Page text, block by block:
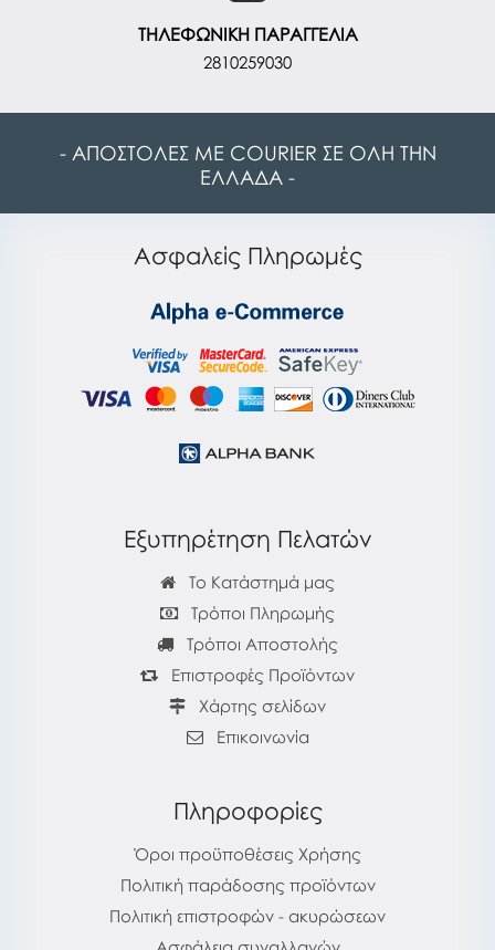
ΤΗΛΕΦΩΝΙΚΗ ΠΑΡΑΓΓΕΛΙΑ
2810259030
- ΑΠΟΣΤΟΛΕΣ ΜΕ COURIER ΣΕ ΟΛΗ ΤΗΝ
ΕΛΛΑΔΑ -
Ασφαλείς Πληρωμές
Εξυπηρέτηση Πελατών
Το Κατάστημά μας
Τρόποι Πληρωμής
Τρόποι Αποστολής
Επιστροφές Προϊόντων
Χάρτης σελίδων
Επικοινωνία
Πληροφορίες
Όροι προϋποθέσεις Χρήσης
Πολιτική παράδοσης προϊόντων
Πολιτική επιστροφών - ακυρώσεων